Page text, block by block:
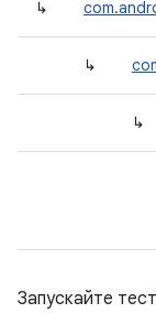
↳
↳
↳
Запускайте